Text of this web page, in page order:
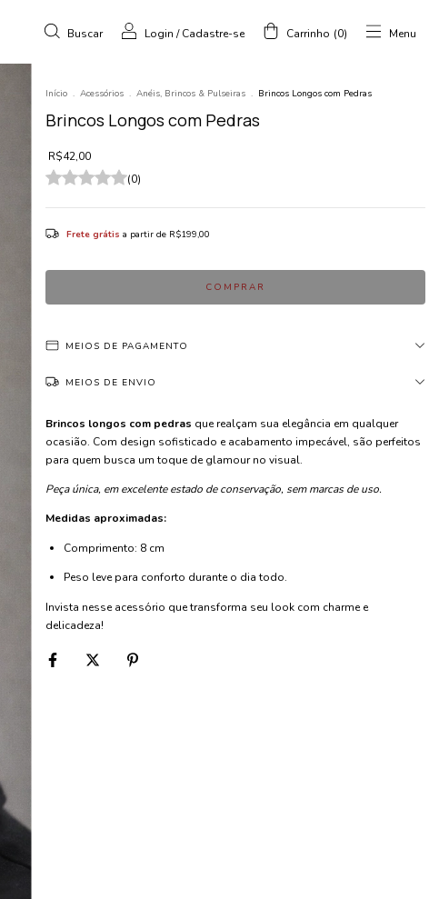
Menu
Buscar Login /Cadastre-se Carrinho (0)
Início . Acessórios . Anéis, Brincos & Pulseiras . Brincos Longos com Pedras
Brincos Longos com Pedras
R$42,00
(0)
Frete grátis a partir de R$199,00
MEIOS DE PAGAMENTO
MEIOS DE ENVIO
Brincos longos com pedras que realçam sua elegância em qualquer
ocasião. Com design sofisticado e acabamento impecável, são perfeitos
para quem busca um toque de glamour no visual.
Peça única, em excelente estado de conservação, sem marcas de uso.
Medidas aproximadas:
Comprimento: 8 cm
Peso leve para conforto durante o dia todo.
Invista nesse acessório que transforma seu look com charme e
delicadeza!